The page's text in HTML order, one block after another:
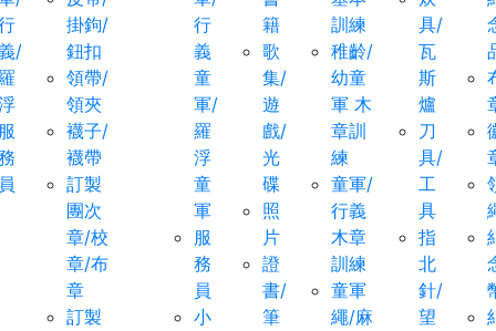
/
掛鉤/
鈕扣
領帶/
領夾
襪子/
襪帶
訂製
團次
章/校
章/布
章
訂製
行
義
童
軍/
羅
浮
童
軍
服
務
員
小
籍
歌
集/
遊
戲/
光
碟
照
片
證
書/
筆
訓練
稚齡/
幼童
軍 木
章訓
練
童軍/
行義
木章
訓練
童軍
繩/麻
具/
瓦
斯
爐
刀
具/
工
具
指
北
針/
望